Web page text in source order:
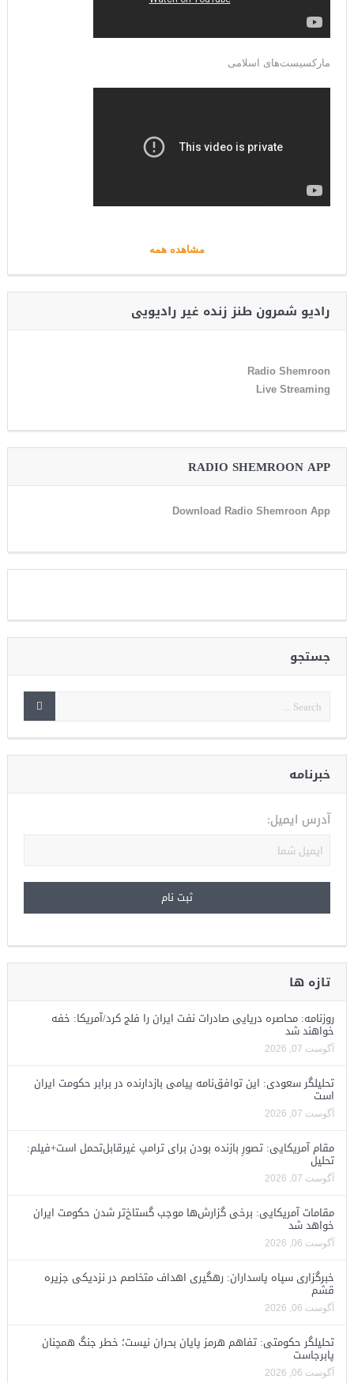
مارکسیست‌های اسلامی
مشاهده همه
رادیو شمرون طنز زنده غیر رادیویی
Radio Shemroon
Live Streaming
RADIO SHEMROON APP
Download Radio Shemroon App
جستجو
خبرنامه
آدرس ایمیل:
تازه ها
روزنامه: محاصره دریایی صادرات نفت ایران را فلج کرد/آمریکا: خفه
خواهند شد
آگوست 07, 2026
تحلیلگر سعودی: این توافق‌نامه پیامی بازدارنده در برابر حکومت ایران
است
آگوست 07, 2026
مقام آمریکایی: تصورِ بازنده بودن برای ترامپ غیرقابل‌تحمل است+فیلم:
تحلیل
آگوست 07, 2026
مقامات آمریکایی: برخی گزارش‌ها موجب گستاخ‌تر شدن حکومت ایران
خواهد شد
آگوست 06, 2026
خبرگزاری سپاه پاسداران: رهگیری اهداف متخاصم در نزدیکی جزیره
قشم
آگوست 06, 2026
تحلیلگر حکومتی: تفاهم هرمز پایان بحران نیست؛ خطر جنگ همچنان
پابرجاست
آگوست 06, 2026